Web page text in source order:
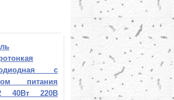
с
питания
40Вт 220В